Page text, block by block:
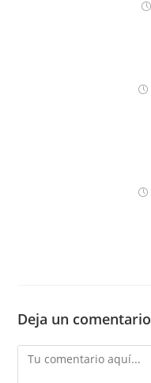
Deja un comentario